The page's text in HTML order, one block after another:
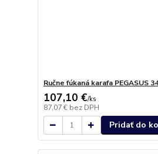
Ručne fúkaná karafa PEGASUS
107,10 €/ks
87,07 € bez DPH
Pridať do